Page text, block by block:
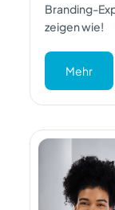
Branding-
zeigen wie!
Mehr